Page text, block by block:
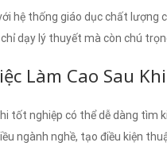
hệ thống giáo dục chất lượng
dạy lý thuyết mà còn chú
Làm Cao Sau
tốt nghiệp có thể dễ dàng tìm
ngành nghề, tạo điều kiện